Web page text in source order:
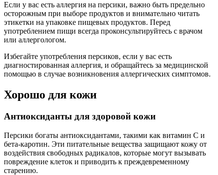
Если у вас есть аллергия на персики, важно быть предельно
осторожным при выборе продуктов и внимательно читать
этикетки на упаковке пищевых продуктов. Перед
употреблением пищи всегда проконсультируйтесь с врачом
или аллергологом.
Избегайте употребления персиков, если у вас есть
диагностированная аллергия, и обращайтесь за медицинской
помощью в случае возникновения аллергических симптомов.
Хорошо для кожи
Антиоксиданты для здоровой кожи
Персики богаты антиоксидантами, такими как витамин С и
бета-каротин. Эти питательные вещества защищают кожу от
воздействия свободных радикалов, которые могут вызывать
повреждение клеток и приводить к преждевременному
старению.